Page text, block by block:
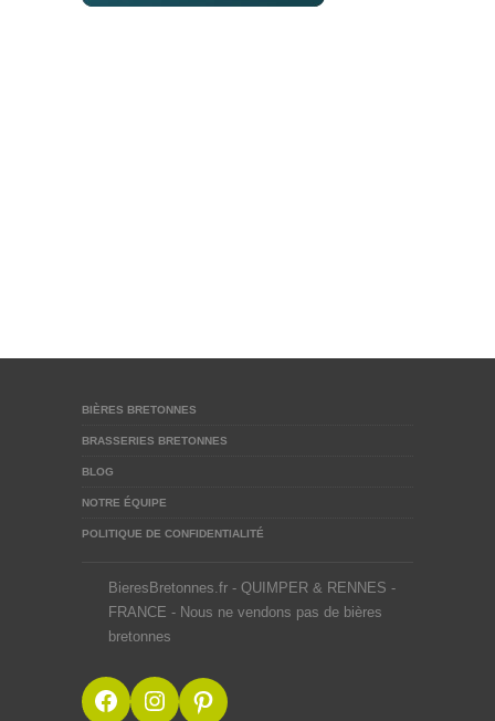
BIÈRES BRETONNES
BRASSERIES BRETONNES
BLOG
NOTRE ÉQUIPE
POLITIQUE DE CONFIDENTIALITÉ
BieresBretonnes.fr - QUIMPER & RENNES -
FRANCE - Nous ne vendons pas de bières
bretonnes
Facebook
Instagram
Pinterest